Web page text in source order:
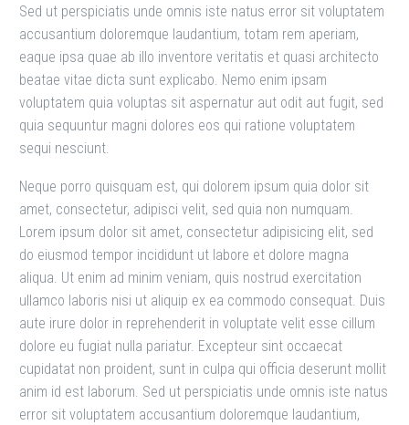
Sed ut perspiciatis unde omnis iste natus error sit voluptatem
accusantium doloremque laudantium, totam rem aperiam,
eaque ipsa quae ab illo inventore veritatis et quasi architecto
beatae vitae dicta sunt explicabo. Nemo enim ipsam
voluptatem quia voluptas sit aspernatur aut odit aut fugit, sed
quia sequuntur magni dolores eos qui ratione voluptatem
sequi nesciunt.
Neque porro quisquam est, qui dolorem ipsum quia dolor sit
amet, consectetur, adipisci velit, sed quia non numquam.
Lorem ipsum dolor sit amet, consectetur adipisicing elit, sed
do eiusmod tempor incididunt ut labore et dolore magna
aliqua. Ut enim ad minim veniam, quis nostrud exercitation
ullamco laboris nisi ut aliquip ex ea commodo consequat. Duis
aute irure dolor in reprehenderit in voluptate velit esse cillum
dolore eu fugiat nulla pariatur. Excepteur sint occaecat
cupidatat non proident, sunt in culpa qui officia deserunt mollit
anim id est laborum. Sed ut perspiciatis unde omnis iste natus
error sit voluptatem accusantium doloremque laudantium,